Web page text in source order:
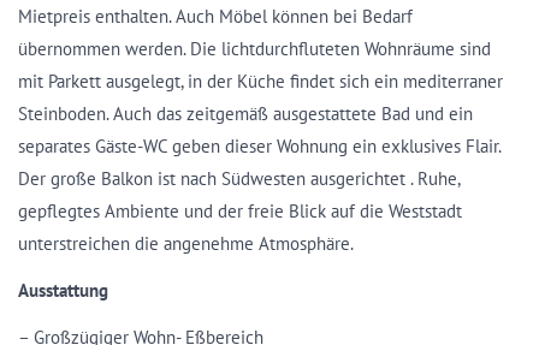
Mietpreis enthalten. Auch Möbel können bei Bedarf
übernommen werden. Die lichtdurchfluteten Wohnräume sind
mit Parkett ausgelegt, in der Küche findet sich ein mediterraner
Steinboden. Auch das zeitgemäß ausgestattete Bad und ein
separates Gäste-WC geben dieser Wohnung ein exklusives Flair.
Der große Balkon ist nach Südwesten ausgerichtet . Ruhe,
gepflegtes Ambiente und der freie Blick auf die Weststadt
unterstreichen die angenehme Atmosphäre.
Ausstattung
– Großzügiger Wohn- Eßbereich